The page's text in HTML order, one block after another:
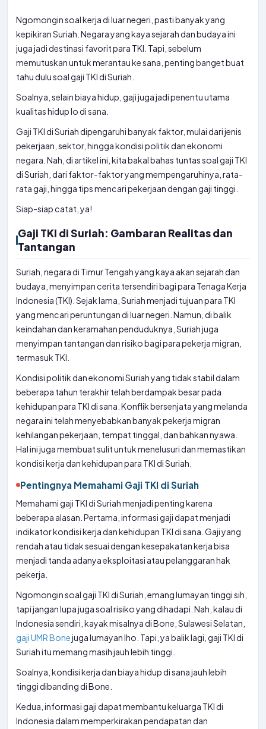
Ngomongin soal kerja di luar negeri, pasti banyak yang
kepikiran Suriah. Negara yang kaya sejarah dan budaya ini
juga jadi destinasi favorit para TKI. Tapi, sebelum
memutuskan untuk merantau ke sana, penting banget buat
tahu dulu soal gaji TKI di Suriah.
Soalnya, selain biaya hidup, gaji juga jadi penentu utama
kualitas hidup lo di sana.
Gaji TKI di Suriah dipengaruhi banyak faktor, mulai dari jenis
pekerjaan, sektor, hingga kondisi politik dan ekonomi
negara. Nah, di artikel ini, kita bakal bahas tuntas soal gaji TKI
di Suriah, dari faktor-faktor yang mempengaruhinya, rata-
rata gaji, hingga tips mencari pekerjaan dengan gaji tinggi.
Siap-siap catat, ya!
Gaji TKI di Suriah: Gambaran Realitas dan
Tantangan
Suriah, negara di Timur Tengah yang kaya akan sejarah dan
budaya, menyimpan cerita tersendiri bagi para Tenaga Kerja
Indonesia (TKI). Sejak lama, Suriah menjadi tujuan para TKI
yang mencari peruntungan di luar negeri. Namun, di balik
keindahan dan keramahan penduduknya, Suriah juga
menyimpan tantangan dan risiko bagi para pekerja migran,
termasuk TKI.
Kondisi politik dan ekonomi Suriah yang tidak stabil dalam
beberapa tahun terakhir telah berdampak besar pada
kehidupan para TKI di sana. Konflik bersenjata yang melanda
negara ini telah menyebabkan banyak pekerja migran
kehilangan pekerjaan, tempat tinggal, dan bahkan nyawa.
Hal ini juga membuat sulit untuk menelusuri dan memastikan
kondisi kerja dan kehidupan para TKI di Suriah.
Pentingnya Memahami Gaji TKI di Suriah
Memahami gaji TKI di Suriah menjadi penting karena
beberapa alasan. Pertama, informasi gaji dapat menjadi
indikator kondisi kerja dan kehidupan TKI di sana. Gaji yang
rendah atau tidak sesuai dengan kesepakatan kerja bisa
menjadi tanda adanya eksploitasi atau pelanggaran hak
pekerja.
Ngomongin soal gaji TKI di Suriah, emang lumayan tinggi sih,
tapi jangan lupa juga soal risiko yang dihadapi. Nah, kalau di
Indonesia sendiri, kayak misalnya di Bone, Sulawesi Selatan,
gaji UMR Bonejuga lumayan lho. Tapi, ya balik lagi, gaji TKI di
Suriah itu memang masih jauh lebih tinggi.
Soalnya, kondisi kerja dan biaya hidup di sana jauh lebih
tinggi dibanding di Bone.
Kedua, informasi gaji dapat membantu keluarga TKI di
Indonesia dalam memperkirakan pendapatan dan